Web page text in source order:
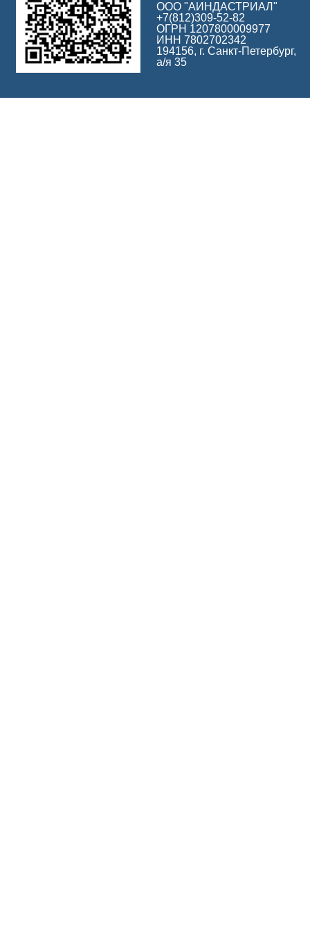
ООО "АИНДАСТРИАЛ"
+7(812)309-52-82
ОГРН 1207800009977
ИНН 7802702342
194156, г. Санкт-Петербург,
а/я 35